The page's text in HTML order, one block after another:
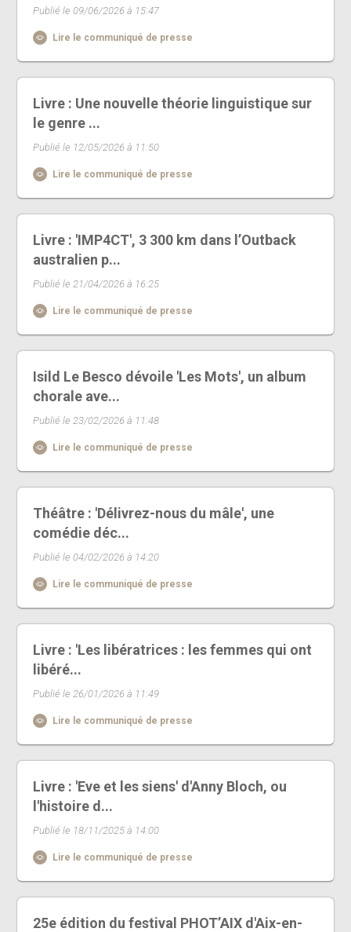
Publié le 09/06/2026 à 15:47
Lire le communiqué de presse
Livre : Une nouvelle théorie linguistique sur
le genre ...
Publié le 12/05/2026 à 11:50
Lire le communiqué de presse
Livre : 'IMP4CT', 3 300 km dans l’Outback
australien p...
Publié le 21/04/2026 à 16:25
Lire le communiqué de presse
Isild Le Besco dévoile 'Les Mots', un album
chorale ave...
Publié le 23/02/2026 à 11:48
Lire le communiqué de presse
Théâtre : 'Délivrez-nous du mâle', une
comédie déc...
Publié le 04/02/2026 à 14:20
Lire le communiqué de presse
Livre : 'Les libératrices : les femmes qui ont
libéré...
Publié le 26/01/2026 à 11:49
Lire le communiqué de presse
Livre : 'Eve et les siens' d'Anny Bloch, ou
l'histoire d...
Publié le 18/11/2025 à 14:00
Lire le communiqué de presse
25e édition du festival PHOT’AIX d'Aix-en-